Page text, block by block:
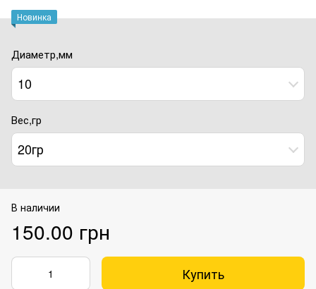
Новинка
Диаметр,мм
10
Вес,гр
20гр
В наличии
150.00 грн
Купить